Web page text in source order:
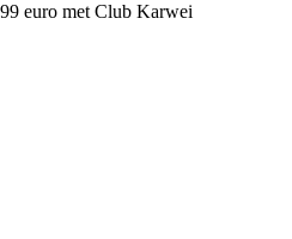
euro met Club Karwei